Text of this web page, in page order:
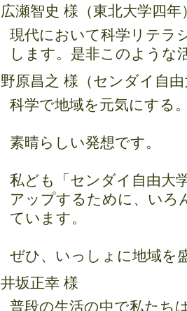
広瀬智史 様（東北大学四年
現代において科学リテラ
します。是非このような
野原昌之 様（センダイ自
科学で地域を元気にする
素晴らしい発想です。
私ども「センダイ自由大
アップするために、いろ
ています。
ぜひ、いっしょに地域を
井坂正幸 様
普段の生活の中で私たち